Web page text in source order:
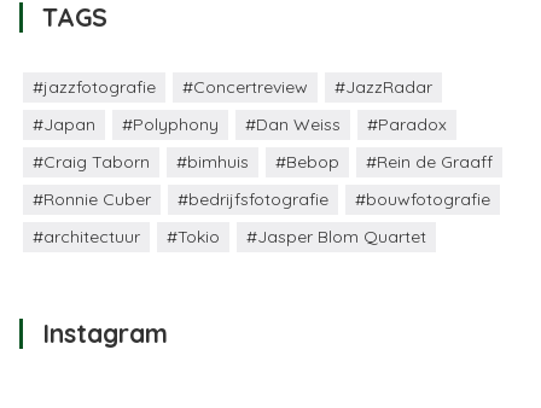
TAGS
#jazzfotografie #Concertreview
#JazzRadar
#Japan
#Polyphony #Dan Weiss
#Paradox
#Craig Taborn
#bimhuis #Bebop
#Rein de Graaff
#Ronnie Cuber
#bedrijfsfotografie
#bouwfotografie
#architectuur
#Tokio #Jasper Blom Quartet
Instagram